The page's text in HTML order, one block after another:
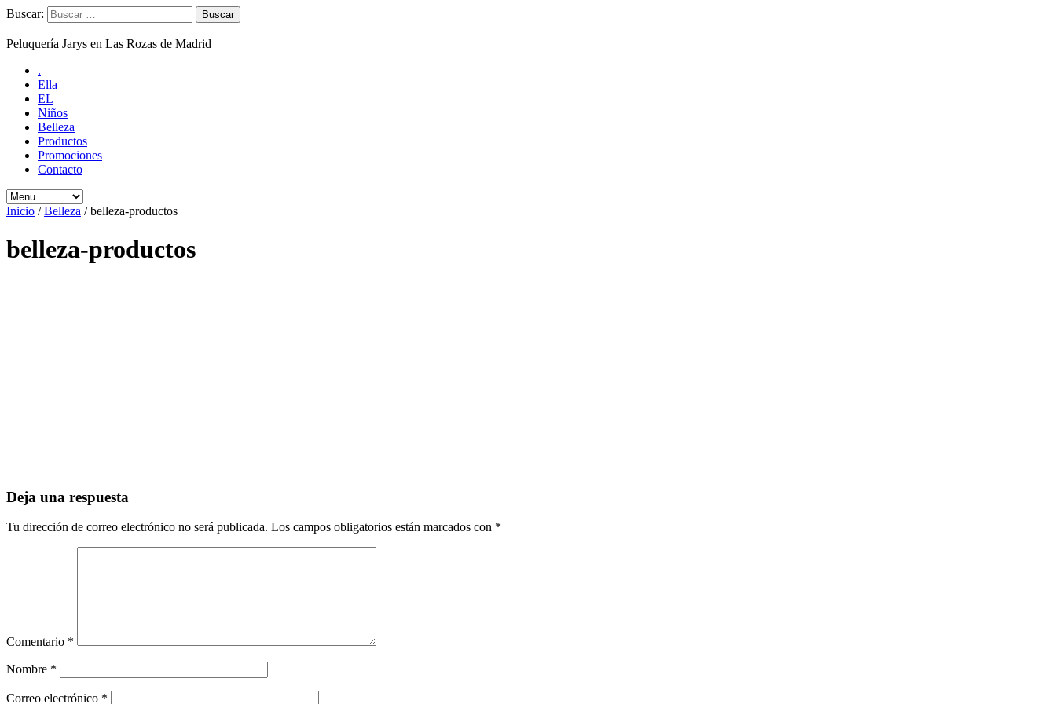
Buscar:
Peluquería Jarys en Las Rozas de Madrid
.
Ella
EL
Niños
Belleza
Productos
Promociones
Contacto
Inicio /Belleza /belleza-productos
belleza-productos
Deja una respuesta
Tu dirección de correo electrónico no será publicada. Los campos obligatorios están marcados con *
Comentario *
Nombre *
Correo electrónico *